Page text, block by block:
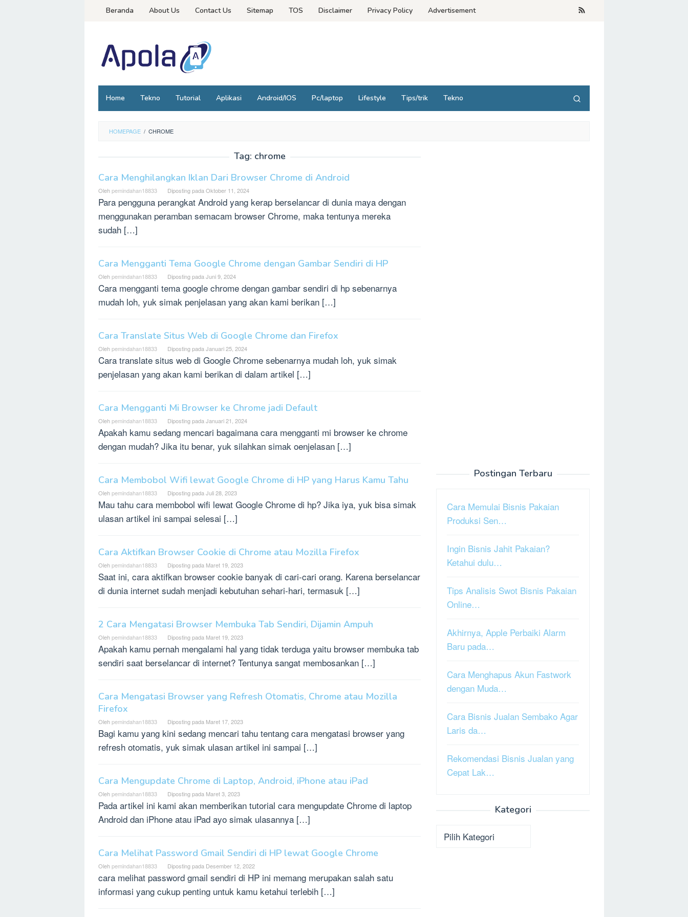
LoncatBeranda About Us Contact Us Sitemap TOS Disclaimer Privacy Policy Advertisement
Home Tekno Tutorial Aplikasi Android/IOS Pc/laptop Lifestyle Tips/trik Tekno
HOMEPAGE / CHROME
Tag: chrome
Cara Menghilangkan Iklan Dari Browser Chrome di Android
Olehpemindahan18833 Diposting pada Oktober 11, 2024
Para pengguna perangkat Android yang kerap berselancar di dunia maya dengan
menggunakan peramban semacam browser Chrome, maka tentunya mereka
sudah […]
Cara Mengganti Tema Google Chrome dengan Gambar Sendiri di HP
Olehpemindahan18833 Diposting pada Juni 9, 2024
Cara mengganti tema google chrome dengan gambar sendiri di hp sebenarnya
mudah loh, yuk simak penjelasan yang akan kami berikan […]
Cara Translate Situs Web di Google Chrome dan Firefox
Olehpemindahan18833 Diposting pada Januari 25, 2024
Cara translate situs web di Google Chrome sebenarnya mudah loh, yuk simak
penjelasan yang akan kami berikan di dalam artikel […]
Cara Mengganti Mi Browser ke Chrome jadi Default
Olehpemindahan18833 Diposting pada Januari 21, 2024
Apakah kamu sedang mencari bagaimana cara mengganti mi browser ke chrome
dengan mudah? Jika itu benar, yuk silahkan simak oenjelasan […]
Cara Membobol Wifi lewat Google Chrome di HP yang Harus Kamu Tahu
Olehpemindahan18833 Diposting pada Juli 28, 2023
Mau tahu cara membobol wifi lewat Google Chrome di hp? Jika iya, yuk bisa simak
ulasan artikel ini sampai selesai […]
Cara Aktifkan Browser Cookie di Chrome atau Mozilla Firefox
Olehpemindahan18833 Diposting pada Maret 19, 2023
Saat ini, cara aktifkan browser cookie banyak di cari-cari orang. Karena berselancar
di dunia internet sudah menjadi kebutuhan sehari-hari, termasuk […]
2 Cara Mengatasi Browser Membuka Tab Sendiri, Dijamin Ampuh
Olehpemindahan18833 Diposting pada Maret 19, 2023
Apakah kamu pernah mengalami hal yang tidak terduga yaitu browser membuka tab
sendiri saat berselancar di internet? Tentunya sangat membosankan […]
Cara Mengatasi Browser yang Refresh Otomatis, Chrome atau Mozilla
Firefox
Olehpemindahan18833 Diposting pada Maret 17, 2023
Bagi kamu yang kini sedang mencari tahu tentang cara mengatasi browser yang
refresh otomatis, yuk simak ulasan artikel ini sampai […]
Cara Mengupdate Chrome di Laptop, Android, iPhone atau iPad
Olehpemindahan18833 Diposting pada Maret 3, 2023
Pada artikel ini kami akan memberikan tutorial cara mengupdate Chrome di laptop
Android dan iPhone atau iPad ayo simak ulasannya […]
Cara Melihat Password Gmail Sendiri di HP lewat Google Chrome
Olehpemindahan18833 Diposting pada Desember 12, 2022
cara melihat password gmail sendiri di HP ini memang merupakan salah satu
informasi yang cukup penting untuk kamu ketahui terlebih […]
Postingan Terbaru
Cara Memulai Bisnis Pakaian
Produksi Sen…
Ingin Bisnis Jahit Pakaian?
Ketahui dulu…
Tips Analisis Swot Bisnis Pakaian
Online…
Akhirnya, Apple Perbaiki Alarm
Baru pada…
Cara Menghapus Akun Fastwork
dengan Muda…
Cara Bisnis Jualan Sembako Agar
Laris da…
Rekomendasi Bisnis Jualan yang
Cepat Lak…
Kategori
Kategori